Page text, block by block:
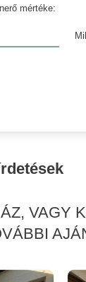
mértéke:
VAGY